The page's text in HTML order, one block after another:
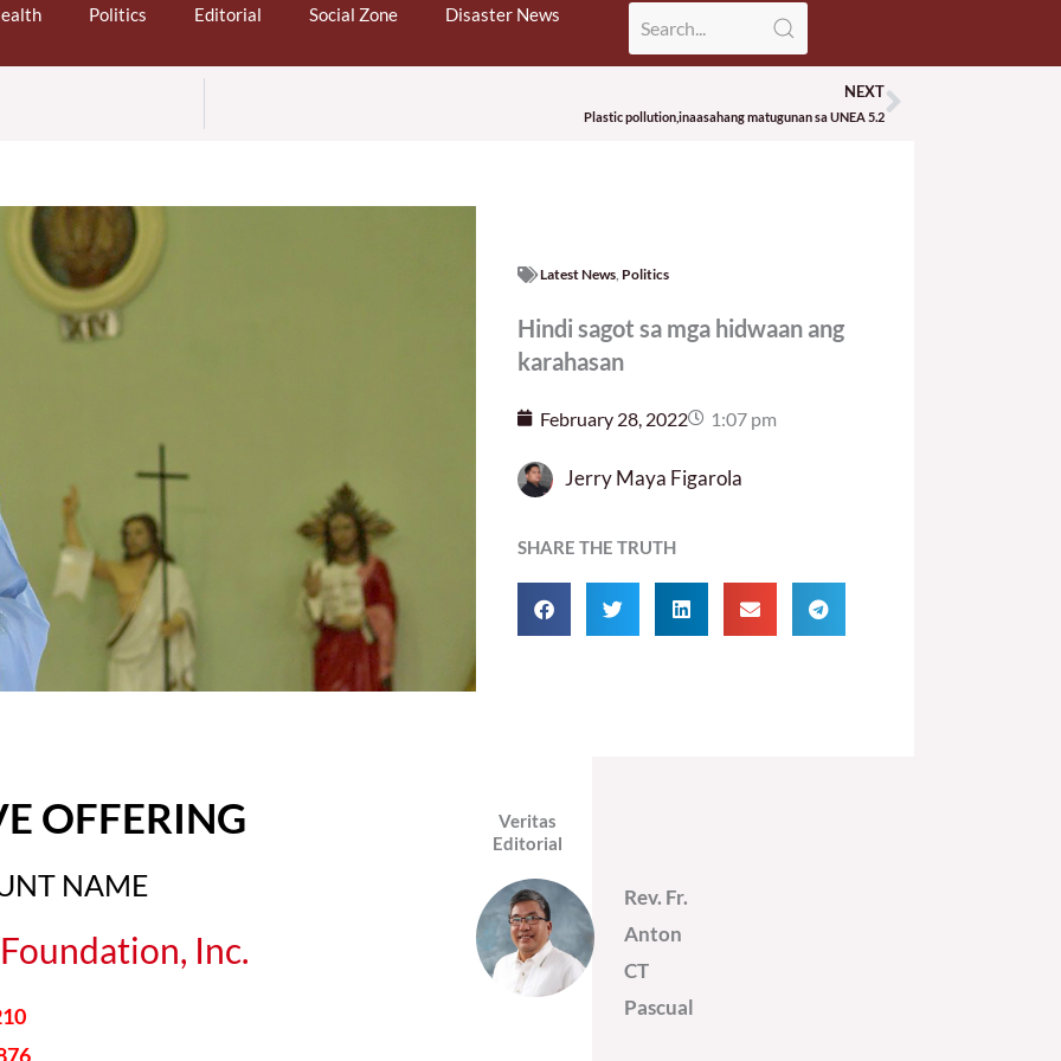
Politics Editorial Social Zone Disaster News
NEXT
Plastic pollution,inaasahang matugunan sa UNEA 5.2Next
Latest News, Politics
Hindi sagot sa mga hidwaan ang
karahasan
February 28, 2022 1:07 pm
Jerry Maya Figarola
SHARE THE TRUTH
OFFERING
NAME
Inc.
Veritas
Editorial
Rev. Fr.
Anton
CT
Pascual